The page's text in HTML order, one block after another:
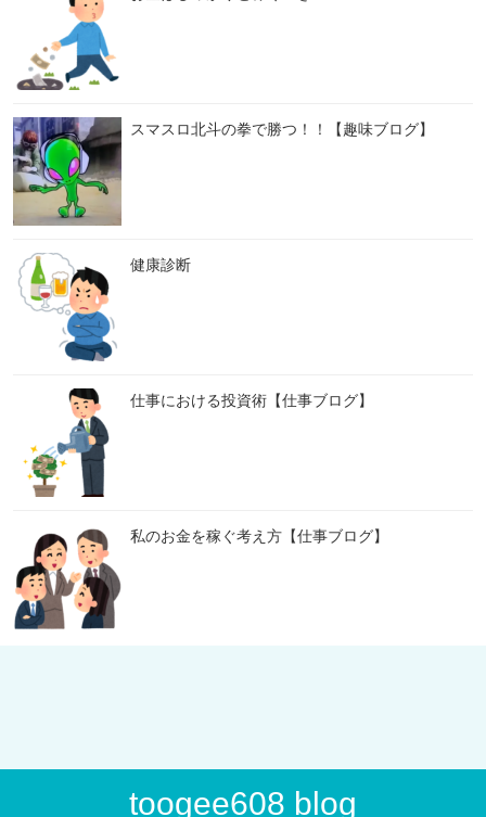
スマスロ北斗の拳で勝つ！！【趣味ブログ】
健康診断
仕事における投資術【仕事ブログ】
私のお金を稼ぐ考え方【仕事ブログ】
toogee608 blog